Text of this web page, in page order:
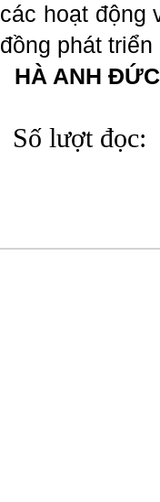
các hoạt động
đồng phát
HÀ ANH ĐỨC
Số lượt đọc: